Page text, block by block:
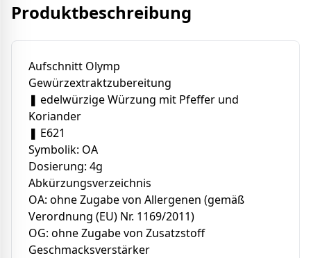
Produktbeschreibung
Aufschnitt Olymp
Gewürzextraktzubereitung
❚ edelwürzige Würzung mit Pfeffer und
Koriander
❚ E621
Symbolik: OA
Dosierung: 4g
Abkürzungsverzeichnis
OA: ohne Zugabe von Allergenen (gemäß
Verordnung (EU) Nr. 1169/2011)
OG: ohne Zugabe von Zusatzstoff
Geschmacksverstärker